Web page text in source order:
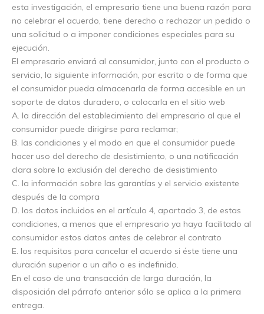
esta investigación, el empresario tiene una buena razón para
no celebrar el acuerdo, tiene derecho a rechazar un pedido o
una solicitud o a imponer condiciones especiales para su
ejecución.
El empresario enviará al consumidor, junto con el producto o
servicio, la siguiente información, por escrito o de forma que
el consumidor pueda almacenarla de forma accesible en un
soporte de datos duradero, o colocarla en el sitio web
A. la dirección del establecimiento del empresario al que el
consumidor puede dirigirse para reclamar;
B. las condiciones y el modo en que el consumidor puede
hacer uso del derecho de desistimiento, o una notificación
clara sobre la exclusión del derecho de desistimiento
C. la información sobre las garantías y el servicio existente
después de la compra
D. los datos incluidos en el artículo 4, apartado 3, de estas
condiciones, a menos que el empresario ya haya facilitado al
consumidor estos datos antes de celebrar el contrato
E. los requisitos para cancelar el acuerdo si éste tiene una
duración superior a un año o es indefinido.
En el caso de una transacción de larga duración, la
disposición del párrafo anterior sólo se aplica a la primera
entrega.